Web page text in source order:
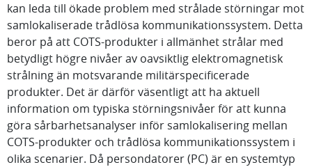
kan leda till ökade problem med strålade störningar mot
samlokaliserade trådlösa kommunikationssystem. Detta
beror på att COTS-produkter i allmänhet strålar med
betydligt högre nivåer av oavsiktlig elektromagnetisk
strålning än motsvarande militärspecificerade
produkter. Det är därför väsentligt att ha aktuell
information om typiska störningsnivåer för att kunna
göra sårbarhetsanalyser inför samlokalisering mellan
COTS-produkter och trådlösa kommunikationssystem i
olika scenarier. Då persondatorer (PC) är en systemtyp